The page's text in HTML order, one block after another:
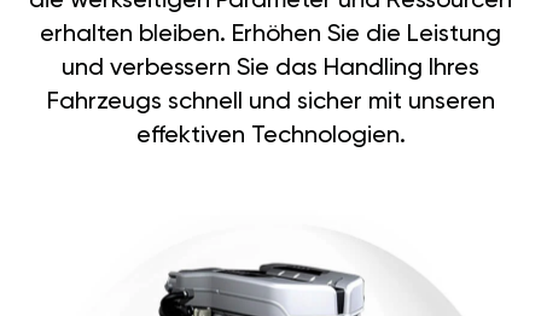
erhalten bleiben. Erhöhen Sie die Leistung
und verbessern Sie das Handling Ihres
Fahrzeugs schnell und sicher mit unseren
effektiven Technologien.